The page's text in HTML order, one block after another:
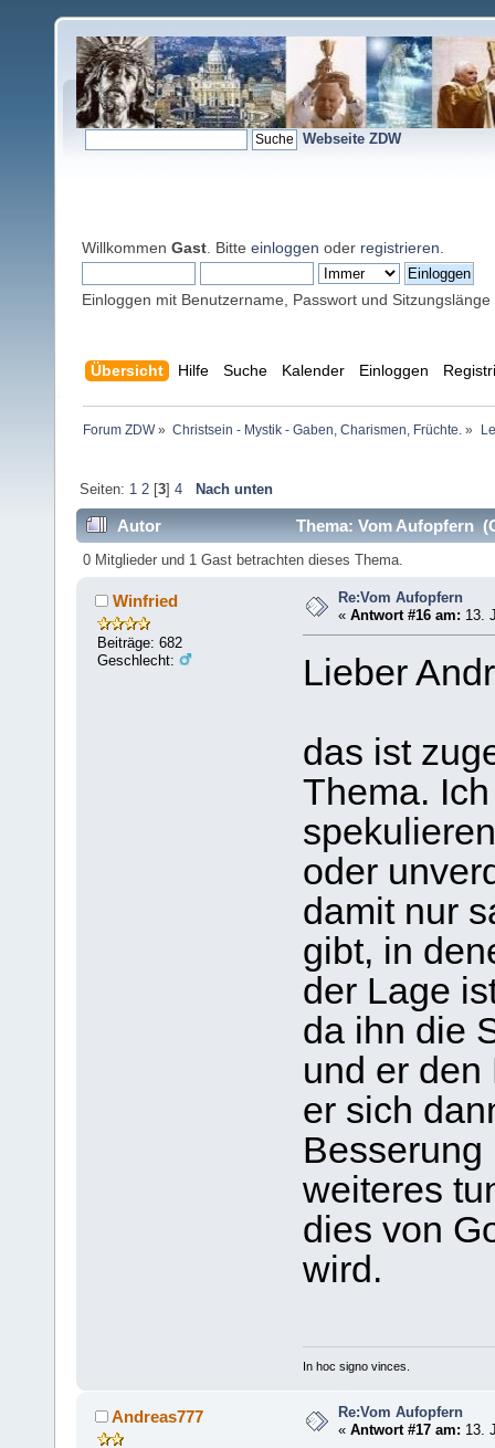
Webseite ZDW
Willkommen Gast . Bitte einloggen oder registrieren
Einloggen mit Benutzername, Passwort und Sitzungslänge
Übersicht Hilfe Suche Kalender Einloggen
Forum ZDW» Christsein - Mystik - Gaben, Charismen, Früchte. »
Seiten: 1 2[3] 4 Nach unten
Autor Thema: Vom Aufopfern
0 Mitglieder und 1 Gast betrachten dieses Thema.
Winfried
Beiträge: 682
Geschlecht:
Re:Vom Aufopfern
«Antwort #16 am: 13.
Lieber
das ist
Thema.
oder
damit nur
gibt, in
der Lage
da ihn die
und er den
er sich
weiteres
dies von
wird.
In hoc signo vinces.
Andreas777
Re:Vom Aufopfern
«Antwort #17 am: 13.